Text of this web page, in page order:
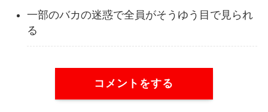
一部のバカの迷惑で全員がそうゆう目で見られ
る
コメントをする